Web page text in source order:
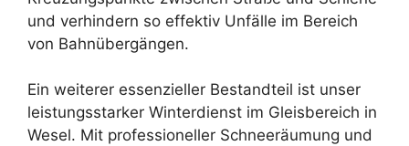
und verhindern so effektiv Unfälle im Bereich
von Bahnübergängen.
Ein weiterer essenzieller Bestandteil ist unser
leistungsstarker Winterdienst im Gleisbereich in
Wesel. Mit professioneller Schneeräumung und